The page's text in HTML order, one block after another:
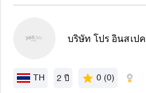
บริษัท โปร อินสเปค
TH 2 ปี 0 (0)